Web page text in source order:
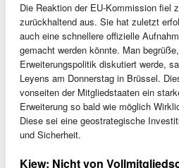
Die Reaktion der EU-Kommission fiel
zurückhaltend aus. Sie hat zuletzt
auch eine schnellere offizielle
gemacht werden könnte. Man
Erweiterungspolitik diskutiert werde,
Leyens am Donnerstag in Brüssel.
vonseiten der Mitgliedstaaten ein
Erweiterung so bald wie möglich
Diese sei eine geostrategische
und Sicherheit.
Kiew: Nicht von